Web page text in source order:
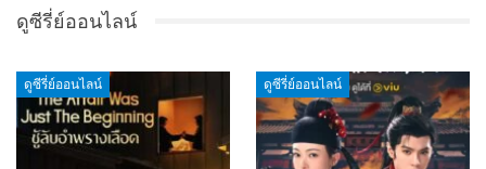
ดูซีรี่ย์ออนไลน์
ดูซีรี่ย์ออนไลน์ ดูซีรี่ย์ออนไลน์